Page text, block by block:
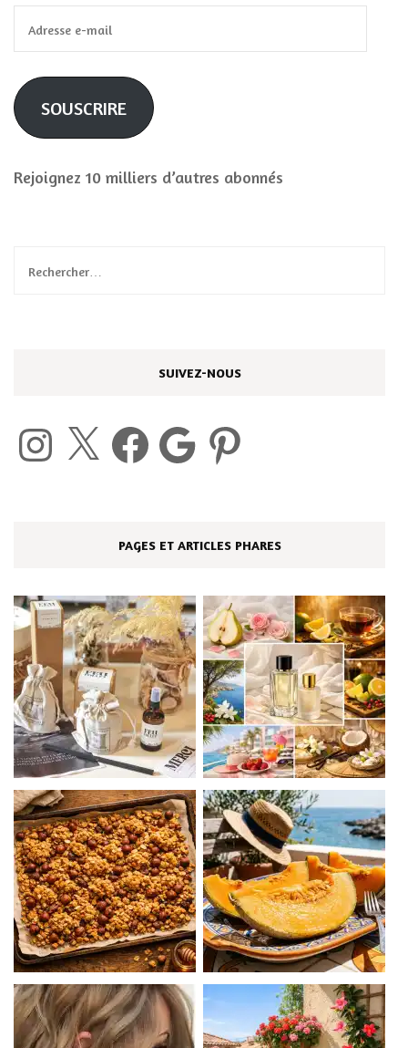
e-
mail
SOUSCRIRE
Rejoignez 10 milliers d’autres abonnés
Rechercher :
SUIVEZ-NOUS
Instagram Facebook Google Pinterest
PAGES ET ARTICLES PHARES